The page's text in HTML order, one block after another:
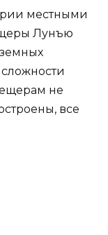
местными
Лунъю
не
все